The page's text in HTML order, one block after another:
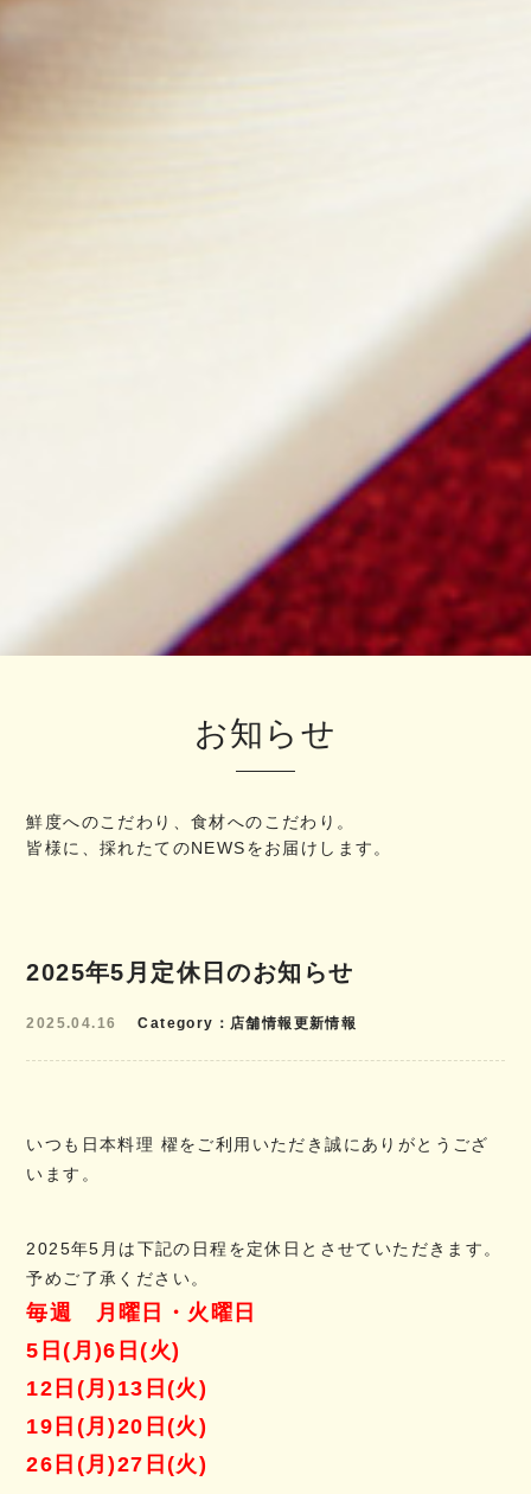
お知らせ
鮮度へのこだわり、食材へのこだわり。
皆様に、採れたてのNEWSをお届けします。
2025年5月定休日のお知らせ
2025.04.16 Category 店舗情報更新情報
いつも日本料理 櫂をご利用いただき誠にありがとうござ
います。
2025年5月は下記の日程を定休日とさせていただきます。
予めご了承ください。
毎週 月曜日・火曜日
5日(月)6日(火)
12日(月)13日(火)
19日(月)20日(火)
26日(月)27日(火)